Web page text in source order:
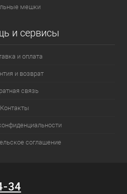
мешки
и сервисы
и оплата
и возврат
связь
Контакты
соглашение
34